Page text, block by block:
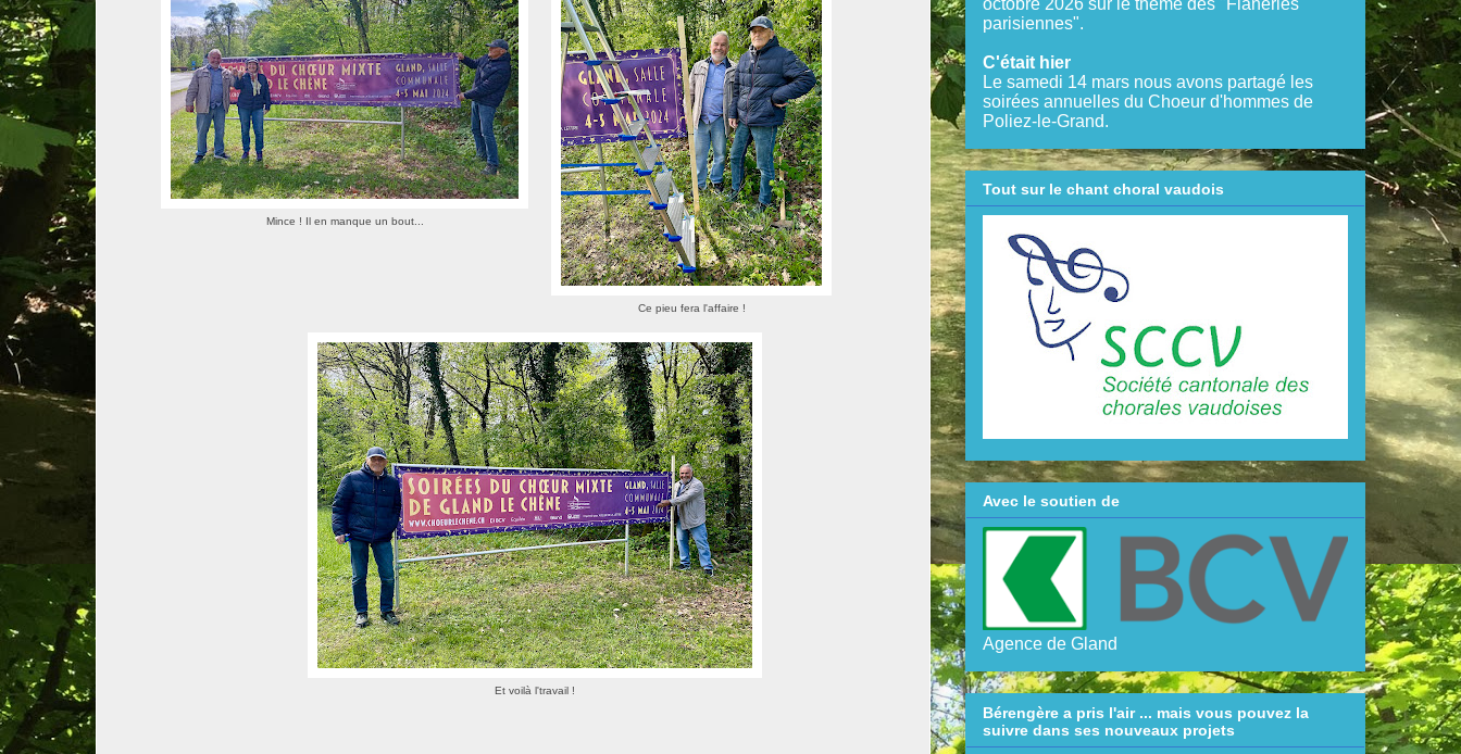
Mince ! Il en manque un bout...
Ce pieu fera l'affaire !
Et voilà l'travail !
parisiennes".
C'était hier
Le samedi 14 mars nous avons partagé les
soirées annuelles du Choeur d'hommes de
Poliez-le-Grand.
Tout sur le chant choral vaudois
Avec le soutien de
Agence de Gland
Bérengère a pris l'air ... mais vous pouvez la
suivre dans ses nouveaux projets